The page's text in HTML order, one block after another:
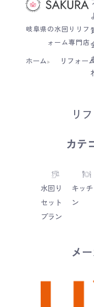
岐阜県の水回りリフ
ォーム専門店
ホーム リフォー
リ
カテ
水回り
セット
プラン
キッチ
ン
メ